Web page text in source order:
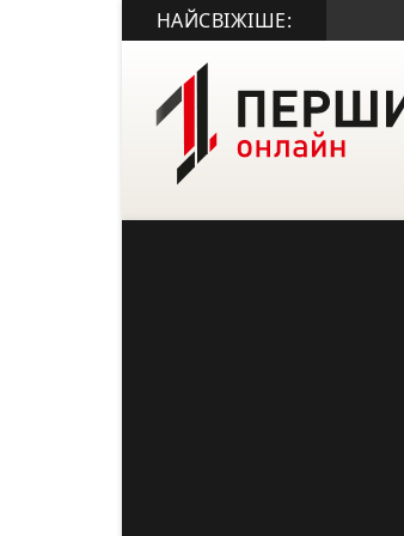
НАЙСВІЖІШЕ: